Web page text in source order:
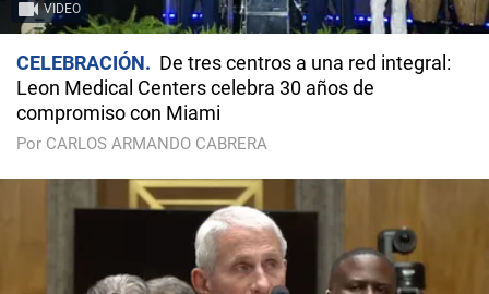
VIDEO
CELEBRACIÓN
De tres centros a una red integral:
Leon Medical Centers celebra 30 años de
compromiso con Miami
Por CARLOS ARMANDO CABRERA